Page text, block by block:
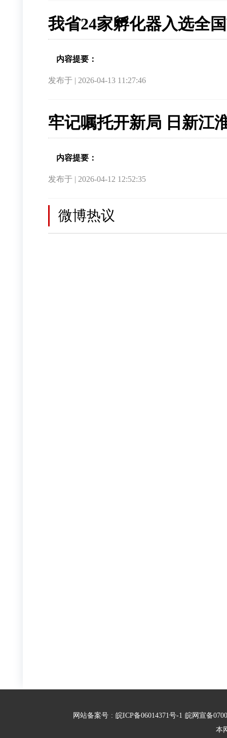
我省24家孵化器入选全
内容提要：
发布于 | 2026-04-13 11:27:46
牢记嘱托开新局 日新江
内容提要：
发布于 | 2026-04-12 12:52:35
微博热议
网站备案号 : 皖ICP备06014371号-1 皖网宣备
本